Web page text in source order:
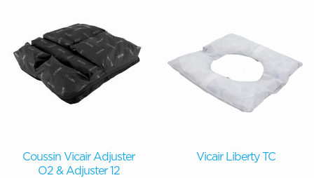
Coussin Vicair Adjuster
O2 & Adjuster 12
Vicair Liberty TC